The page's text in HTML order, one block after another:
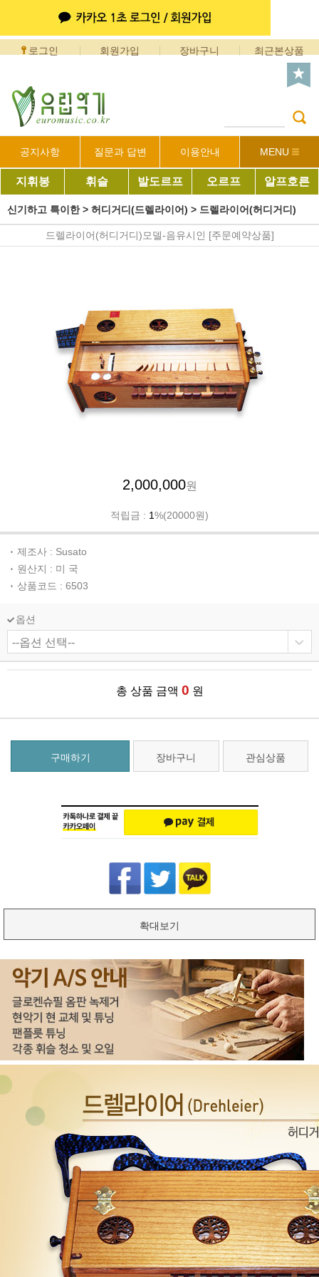
로그인 회원가입 장바구니 최근본상품
공지사항 질문과 답변 이용안내 MENU
지휘봉 휘슬 발도르프 오르프 알프호른
신기하고 특이한> 허디거디(드렐라이어) > 드렐라이어(허디거디)
드렐라이어(허디거디)모델-음유시인 [주문예약상품]
2,000,000원
적립금 : 1%(20000원)
제조사 : Susato
원산지 : 미 국
상품코드 : 6503
옵션
총 상품 금액 0 원
구매하기 장바구니 관심상품
확대보기